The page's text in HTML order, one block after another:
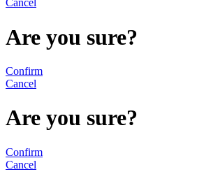
Cancel
Are you sure?
Confirm
Cancel
Are you sure?
Confirm
Cancel